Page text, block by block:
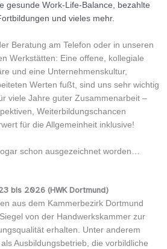
gesunde Work-Life-Balance, bezahlte
und vieles mehr.
Beratung am Telefon oder in unseren
Werkstätten: Eine offene, kollegiale
und eine Unternehmenskultur,
Werten fußt, sind uns sehr wichtig
viele Jahre guter Zusammenarbeit –
Weiterbildungschancen
für die Allgemeinheit inklusive!
schon ausgezeichnet worden…
bis 2026 (HWK Dortmund)
aus dem Kammerbezirk Dortmund
von der Handwerkskammer zur
erhalten. Unter anderem
Ausbildungsbetrieb, die vorbildliche